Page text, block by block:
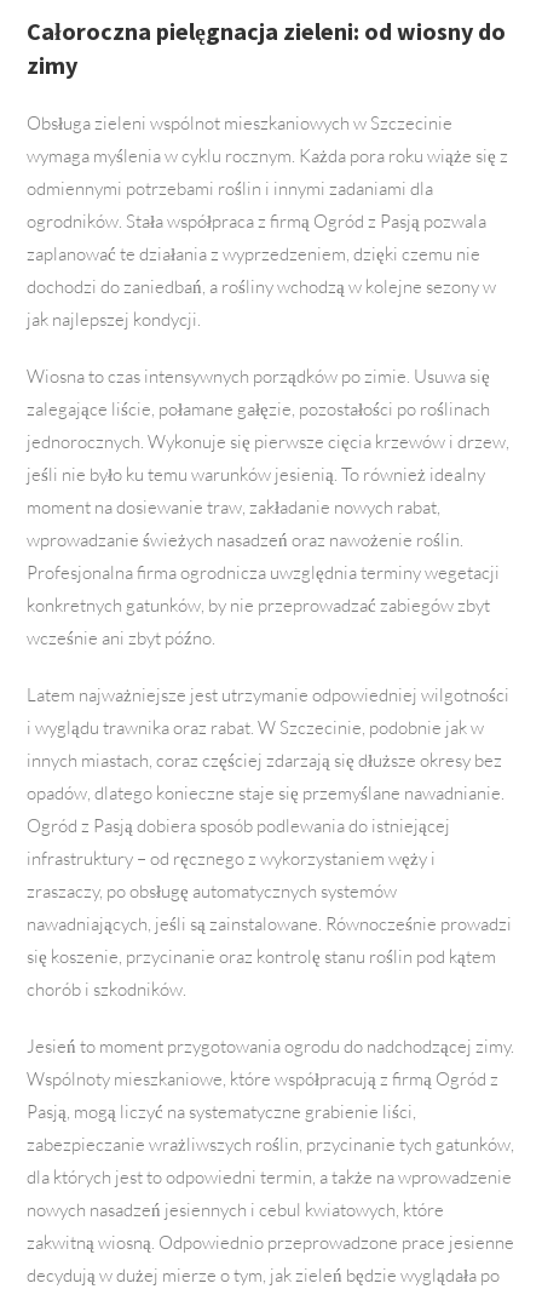
Całoroczna pielęgnacja zieleni: od wiosny do
zimy
Obsługa zieleni wspólnot mieszkaniowych w Szczecinie
wymaga myślenia w cyklu rocznym. Każda pora roku wiąże się z
odmiennymi potrzebami roślin i innymi zadaniami dla
ogrodników. Stała współpraca z firmą Ogród z Pasją pozwala
zaplanować te działania z wyprzedzeniem, dzięki czemu nie
dochodzi do zaniedbań, a rośliny wchodzą w kolejne sezony w
jak najlepszej kondycji.
Wiosna to czas intensywnych porządków po zimie. Usuwa się
zalegające liście, połamane gałęzie, pozostałości po roślinach
jednorocznych. Wykonuje się pierwsze cięcia krzewów i drzew,
jeśli nie było ku temu warunków jesienią. To również idealny
moment na dosiewanie traw, zakładanie nowych rabat,
wprowadzanie świeżych nasadzeń oraz nawożenie roślin.
Profesjonalna firma ogrodnicza uwzględnia terminy wegetacji
konkretnych gatunków, by nie przeprowadzać zabiegów zbyt
wcześnie ani zbyt późno.
Latem najważniejsze jest utrzymanie odpowiedniej wilgotności
i wyglądu trawnika oraz rabat. W Szczecinie, podobnie jak w
innych miastach, coraz częściej zdarzają się dłuższe okresy bez
opadów, dlatego konieczne staje się przemyślane nawadnianie.
Ogród z Pasją dobiera sposób podlewania do istniejącej
infrastruktury – od ręcznego z wykorzystaniem węży i
zraszaczy, po obsługę automatycznych systemów
nawadniających, jeśli są zainstalowane. Równocześnie prowadzi
się koszenie, przycinanie oraz kontrolę stanu roślin pod kątem
chorób i szkodników.
Jesień to moment przygotowania ogrodu do nadchodzącej zimy.
Wspólnoty mieszkaniowe, które współpracują z firmą Ogród z
Pasją, mogą liczyć na systematyczne grabienie liści,
zabezpieczanie wrażliwszych roślin, przycinanie tych gatunków,
dla których jest to odpowiedni termin, a także na wprowadzenie
nowych nasadzeń jesiennych i cebul kwiatowych, które
zakwitną wiosną. Odpowiednio przeprowadzone prace jesienne
decydują w dużej mierze o tym, jak zieleń będzie wyglądała po